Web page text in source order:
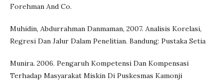
Forehman And Co.
Muhidin, Abdurrahman Danmaman, 2007. Analisis Korelasi,
Regresi Dan Jalur Dalam Penelitian. Bandung: Pustaka Setia
Munira. 2006. Pengaruh Kompetensi Dan Kompensasi
Terhadap Masyarakat Miskin Di Puskesmas Kamonji